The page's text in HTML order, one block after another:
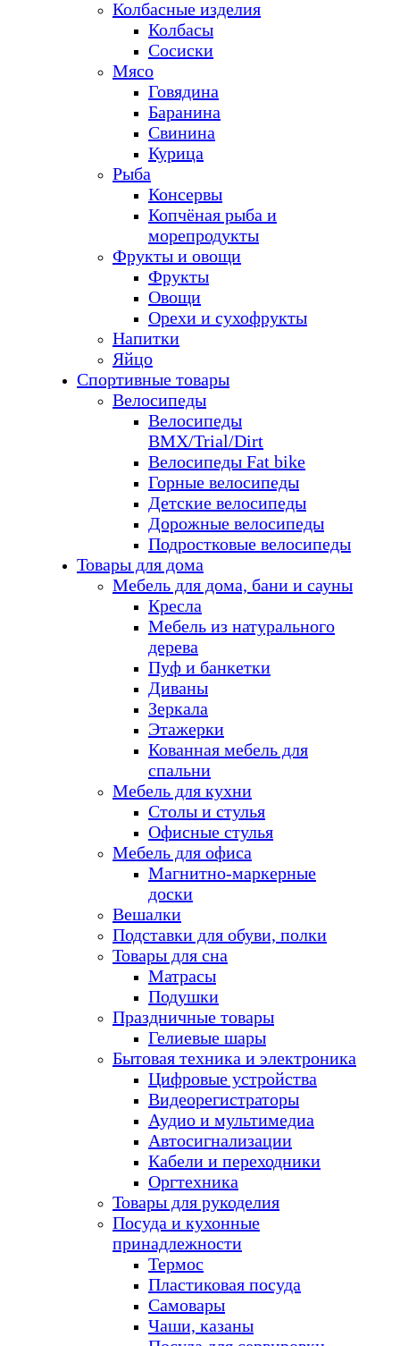
Колбасные изделия
Колбасы
Сосиски
Мясо
Говядина
Баранина
Свинина
Курица
Рыба
Консервы
Копчёная рыба и
морепродукты
Фрукты и овощи
Фрукты
Овощи
Орехи и сухофрукты
Напитки
Яйцо
Спортивные товары
Велосипеды
Велосипеды
BMX/Trial/Dirt
Велосипеды Fat bike
Горные велосипеды
Детские велосипеды
Дорожные велосипеды
Подростковые велосипеды
Товары для дома
Мебель для дома, бани и сауны
Кресла
Мебель из натурального
дерева
Пуф и банкетки
Диваны
Зеркала
Этажерки
Кованная мебель для
спальни
Мебель для кухни
Столы и стулья
Офисные стулья
Мебель для офиса
Магнитно-маркерные
доски
Вешалки
Подставки для обуви, полки
Товары для сна
Матрасы
Подушки
Праздничные товары
Гелиевые шары
Бытовая техника и электроника
Цифровые устройства
Видеорегистраторы
Аудио и мультимедиа
Автосигнализации
Кабели и переходники
Оргтехника
Товары для рукоделия
Посуда и кухонные
принадлежности
Термос
Пластиковая посуда
Самовары
Чаши, казаны